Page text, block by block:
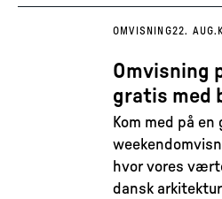
OMVISNING22. AUG.
Omvisning
gratis med
Kom med på en
hvor vores
dansk